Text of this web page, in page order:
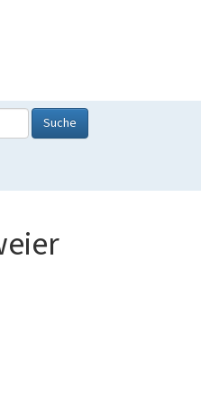
Suche